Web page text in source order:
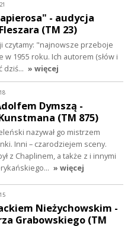
- audycja
(TM 23)
czytamy: "najnowsze przeboje
1955 roku. Ich autorem (słów i
dziś… » więcej
Dymszą -
(TM 875)
nazywał go mistrzem
Inni – czarodziejem sceny.
z Chaplinem, a także z i innymi
» więcej
Nieżychowskim -
Grabowskiego (TM